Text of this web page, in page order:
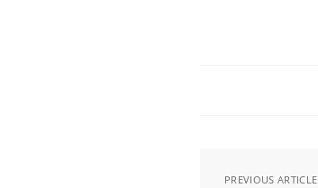
PREVIOUS ARTICLE